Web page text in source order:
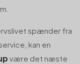
spænder fra
kan en
være det næste